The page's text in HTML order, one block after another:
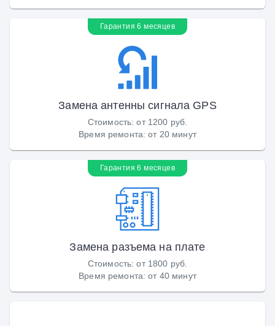
Гарантия 6 месяцев
Замена антенны сигнала GPS
Стоимость:от 1200 руб.
Время ремонта:от 20 минут
Гарантия 6 месяцев
Замена разъема на плате
Стоимость:от 1800 руб.
Время ремонта:от 40 минут